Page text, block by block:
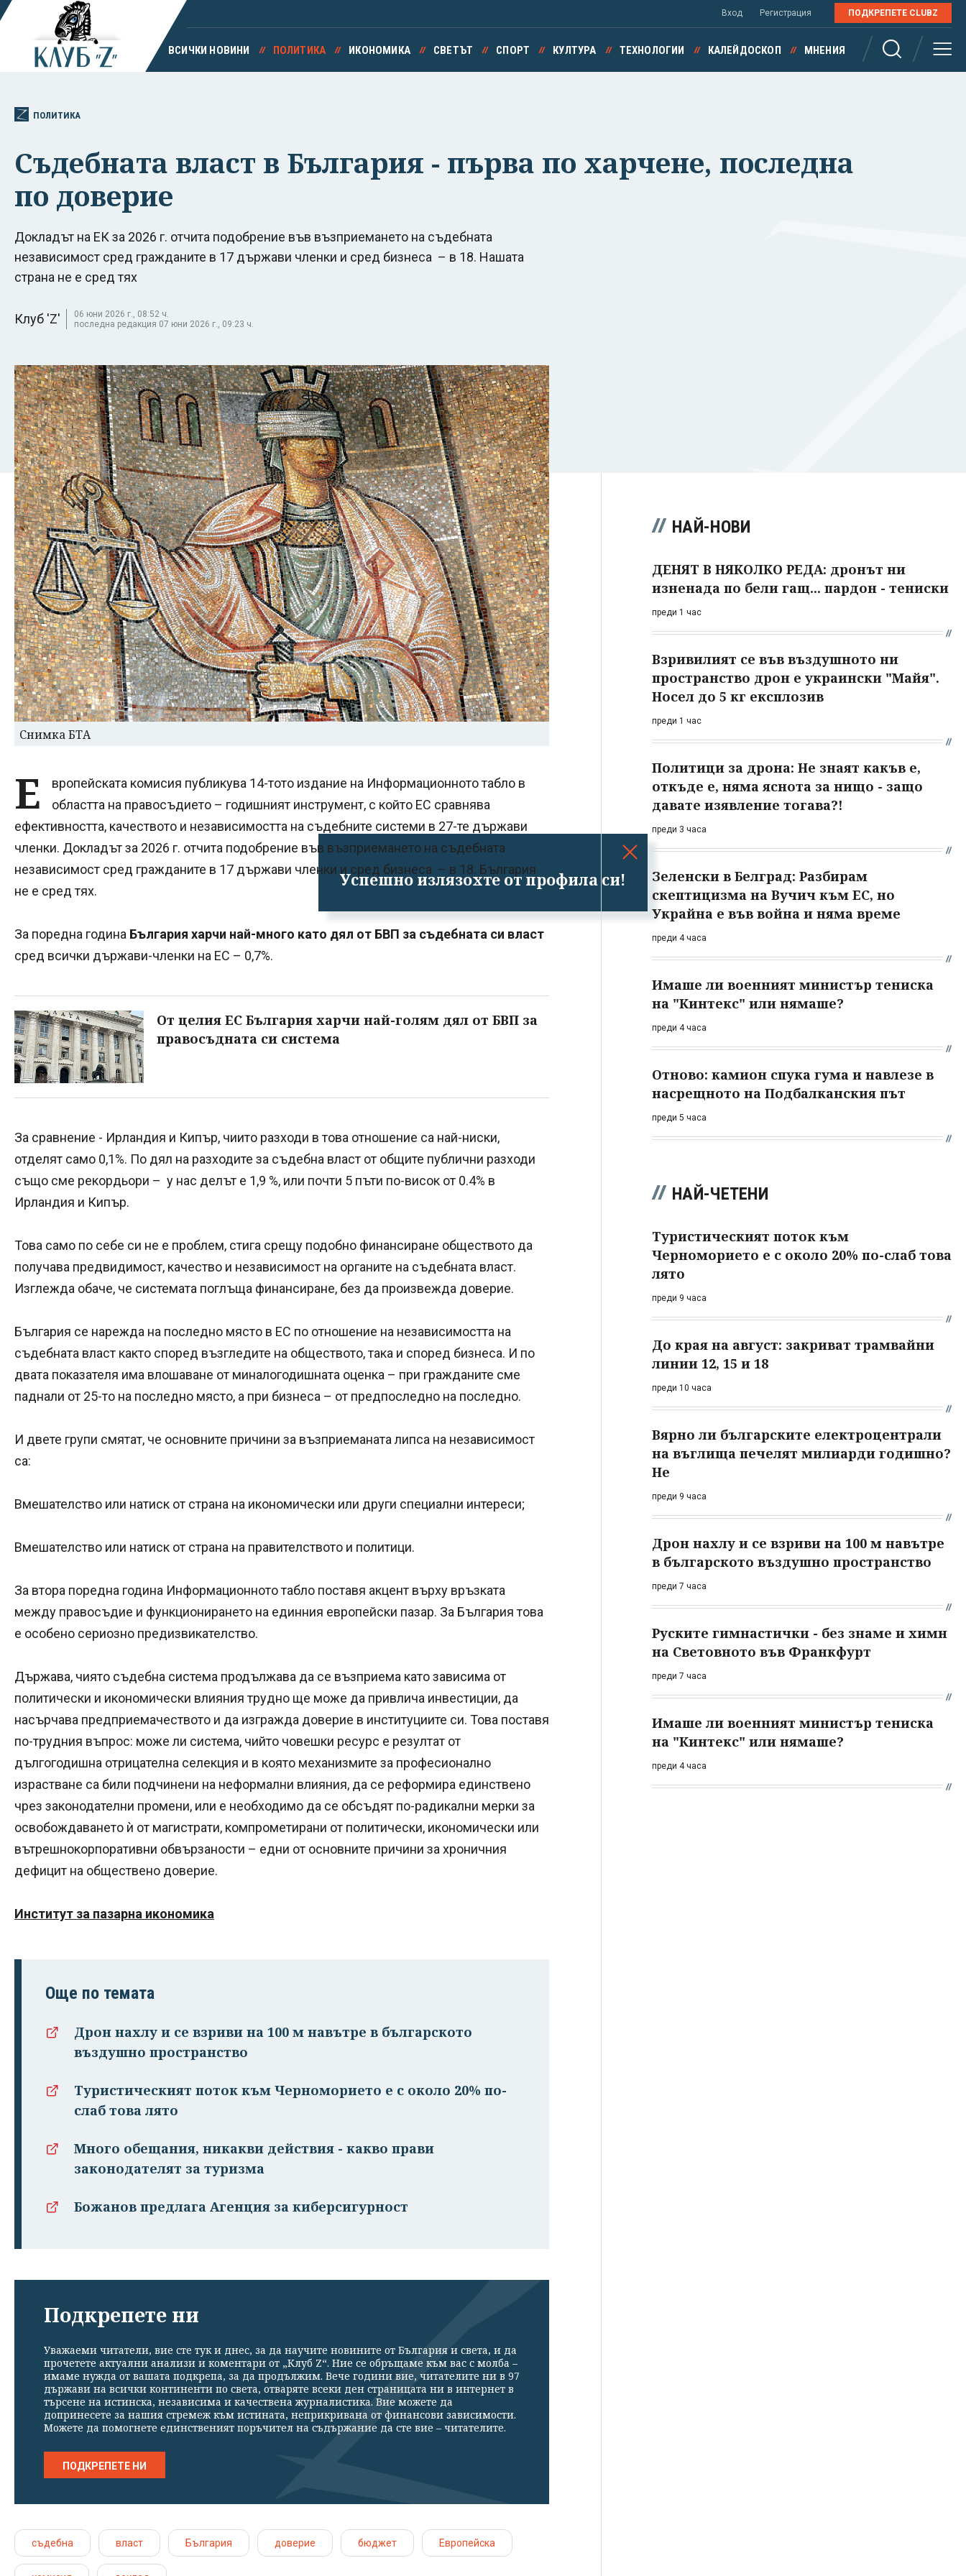
Успешно излязохте от профила си!
Вход Регистрация ПОДКРЕПЕТЕ CLUBZ
ВСИЧКИ НОВИНИ ПОЛИТИКА ИКОНОМИКА СВЕТЪТ СПОРТ КУЛТУРА ТЕХНОЛОГИИ КАЛЕЙДОСКОП МНЕНИЯ
ПОЛИТИКА
Съдебната власт в България - първа по харчене, последна
по доверие
Докладът на ЕК за 2026 г. отчита подобрение във възприемането на съдебната
независимост сред гражданите в 17 държави членки и сред бизнеса – в 18. Нашата
страна не е сред тях
Клуб 'Z'
06 юни 2026 г., 08:52 ч.
последна редакция 07 юни 2026 г., 09:23 ч.
Снимка БТА
Е
вропейската комисия публикува 14-тото издание на Информационното табло в
областта на правосъдието – годишният инструмент, с който ЕС сравнява
ефективността, качеството и независимостта на съдебните системи в 27-те държави
членки. Докладът за 2026 г. отчита подобрение във възприемането на съдебната
независимост сред гражданите в 17 държави членки и сред бизнеса – в 18. България
не е сред тях.
За поредна година България харчи най-много като дял от БВП за съдебната си власт
сред всички държави-членки на ЕС – 0,7%.
От целия ЕС България харчи най-голям дял от БВП за
правосъдната си система
За сравнение - Ирландия и Кипър, чиито разходи в това отношение са най-ниски,
отделят само 0,1%. По дял на разходите за съдебна власт от общите публични разходи
също сме рекордьори – у нас делът е 1,9 %, или почти 5 пъти по-висок от 0.4% в
Ирландия и Кипър.
Това само по себе си не е проблем, стига срещу подобно финансиране обществото да
получава предвидимост, качество и независимост на органите на съдебната власт.
Изглежда обаче, че системата поглъща финансиране, без да произвежда доверие.
България се нарежда на последно място в ЕС по отношение на независимостта на
съдебната власт както според възгледите на обществото, така и според бизнеса. И по
двата показателя има влошаване от миналогодишната оценка – при гражданите сме
паднали от 25-то на последно място, а при бизнеса – от предпоследно на последно.
И двете групи смятат, че основните причини за възприеманата липса на независимост
са:
Вмешателство или натиск от страна на икономически или други специални интереси;
Вмешателство или натиск от страна на правителството и политици.
За втора поредна година Информационното табло поставя акцент върху връзката
между правосъдие и функционирането на единния европейски пазар. За България това
е особено сериозно предизвикателство.
Държава, чиято съдебна система продължава да се възприема като зависима от
политически и икономически влияния трудно ще може да привлича инвестиции, да
насърчава предприемачеството и да изгражда доверие в институциите си. Това поставя
по-трудния въпрос: може ли система, чийто човешки ресурс е резултат от
дългогодишна отрицателна селекция и в която механизмите за професионално
израстване са били подчинени на неформални влияния, да се реформира единствено
чрез законодателни промени, или е необходимо да се обсъдят по-радикални мерки за
освобождаването ѝ от магистрати, компрометирани от политически, икономически или
вътрешнокорпоративни обвързаности – едни от основните причини за хроничния
дефицит на обществено доверие.
Институт за пазарна икономика
Още по темата
Дрон нахлу и се взриви на 100 м навътре в българското
въздушно пространство
Туристическият поток към Черноморието е с около 20% по-
слаб това лято
Много обещания, никакви действия - какво прави
законодателят за туризма
Божанов предлага Агенция за киберсигурност
Подкрепете ни
Уважаеми читатели, вие сте тук и днес, за да научите новините от България и света, и да
прочетете актуални анализи и коментари от „Клуб Z“. Ние се обръщаме към вас с молба –
имаме нужда от вашата подкрепа, за да продължим. Вече години вие, читателите ни в 97
държави на всички континенти по света, отваряте всеки ден страницата ни в интернет в
търсене на истинска, независима и качествена журналистика. Вие можете да
допринесете за нашия стремеж към истината, неприкривана от финансови зависимости.
Можете да помогнете единственият поръчител на съдържание да сте вие – читателите.
ПОДКРЕПЕТЕ НИ
съдебна власт България доверие бюджет Европейска
НАЙ-НОВИ
ДЕНЯТ В НЯКОЛКО РЕДА: дронът ни
изненада по бели гащ... пардон - тениски
преди 1 час
Взривилият се във въздушното ни
пространство дрон е украински "Майя".
Носел до 5 кг експлозив
преди 1 час
Политици за дрона: Не знаят какъв е,
откъде е, няма яснота за нищо - защо
давате изявление тогава?!
преди 3 часа
Зеленски в Белград: Разбирам
скептицизма на Вучич към ЕС, но
Украйна е във война и няма време
преди 4 часа
Имаше ли военният министър тениска
на "Кинтекс" или нямаше?
преди 4 часа
Отново: камион спука гума и навлезе в
насрещното на Подбалканския път
преди 5 часа
НАЙ-ЧЕТЕНИ
Туристическият поток към
Черноморието е с около 20% по-слаб това
лято
преди 9 часа
До края на август: закриват трамвайни
линии 12, 15 и 18
преди 10 часа
Вярно ли българските електроцентрали
на въглища печелят милиарди годишно?
Не
преди 9 часа
Дрон нахлу и се взриви на 100 м навътре
в българското въздушно пространство
преди 7 часа
Руските гимнастички - без знаме и химн
на Световното във Франкфурт
преди 7 часа
Имаше ли военният министър тениска
на "Кинтекс" или нямаше?
преди 4 часа